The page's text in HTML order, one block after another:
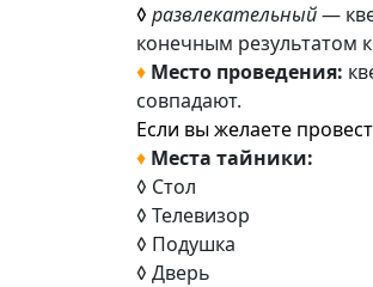
◊ развлекательный—
конечным результатом
♦ Место проведения:
совпадают.
Если вы желаете
♦ Места тайники:
◊ Стол
◊ Телевизор
◊ Подушка
◊ Дверь